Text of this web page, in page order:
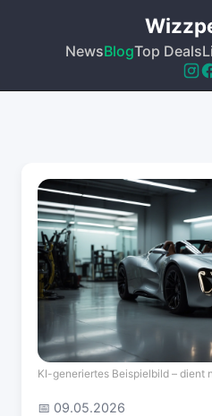
NewsBlogTop Deals
KI-generiertes Beispielbild – dient
📅 09.05.2026